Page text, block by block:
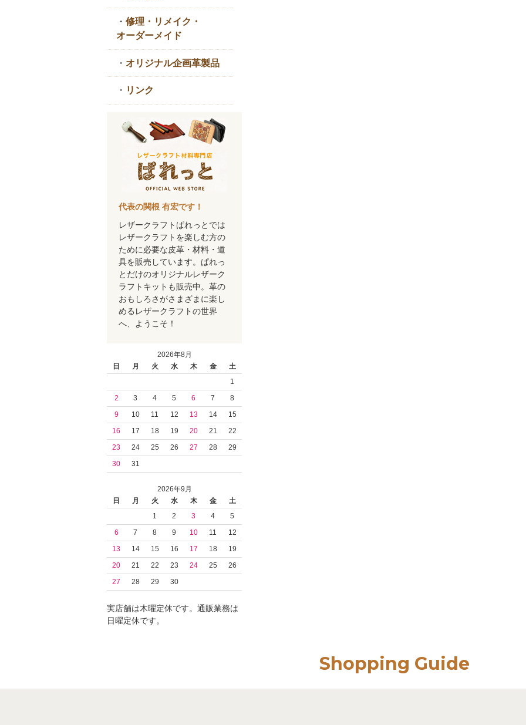
・ 修理・リメイク・
オーダーメイド
・ オリジナル企画革製品
・ リンク
代表の関根 有宏です！
レザークラフトぱれっとでは
レザークラフトを楽しむ方の
ために必要な皮革・材料・道
具を販売しています。ぱれっ
とだけのオリジナルレザーク
ラフトキットも販売中。革の
おもしろさがさまざまに楽し
めるレザークラフトの世界
へ、ようこそ！
2026年8月
日
月 火 水 木 金
土
1
2
3 4 5 6 7
8
9
10 11 12 13 14
15
16
17 18 19 20 21
22
23
24 25 26 27 28
29
30
31
2026年9月
日
月 火 水 木 金
土
1
2 3 4
5
6
7 8 9 10 11
12
13
14 15 16 17 18
19
20
21 22 23 24 25
26
27
28 29 30
実店舗は木曜定休です。通販業務は
日曜定休です。
Shopping Guide